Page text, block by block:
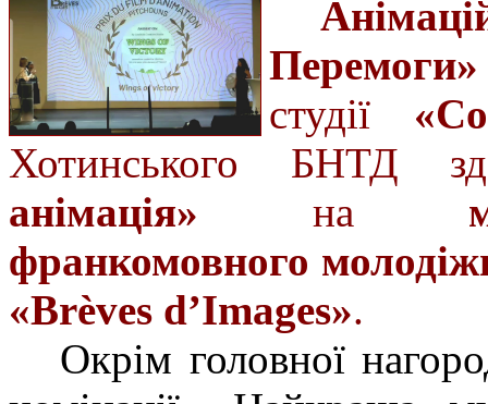
студії
Хотинського БНТД
анімація» на
франкомовного
«Brèves d’Images».
Окрім головної